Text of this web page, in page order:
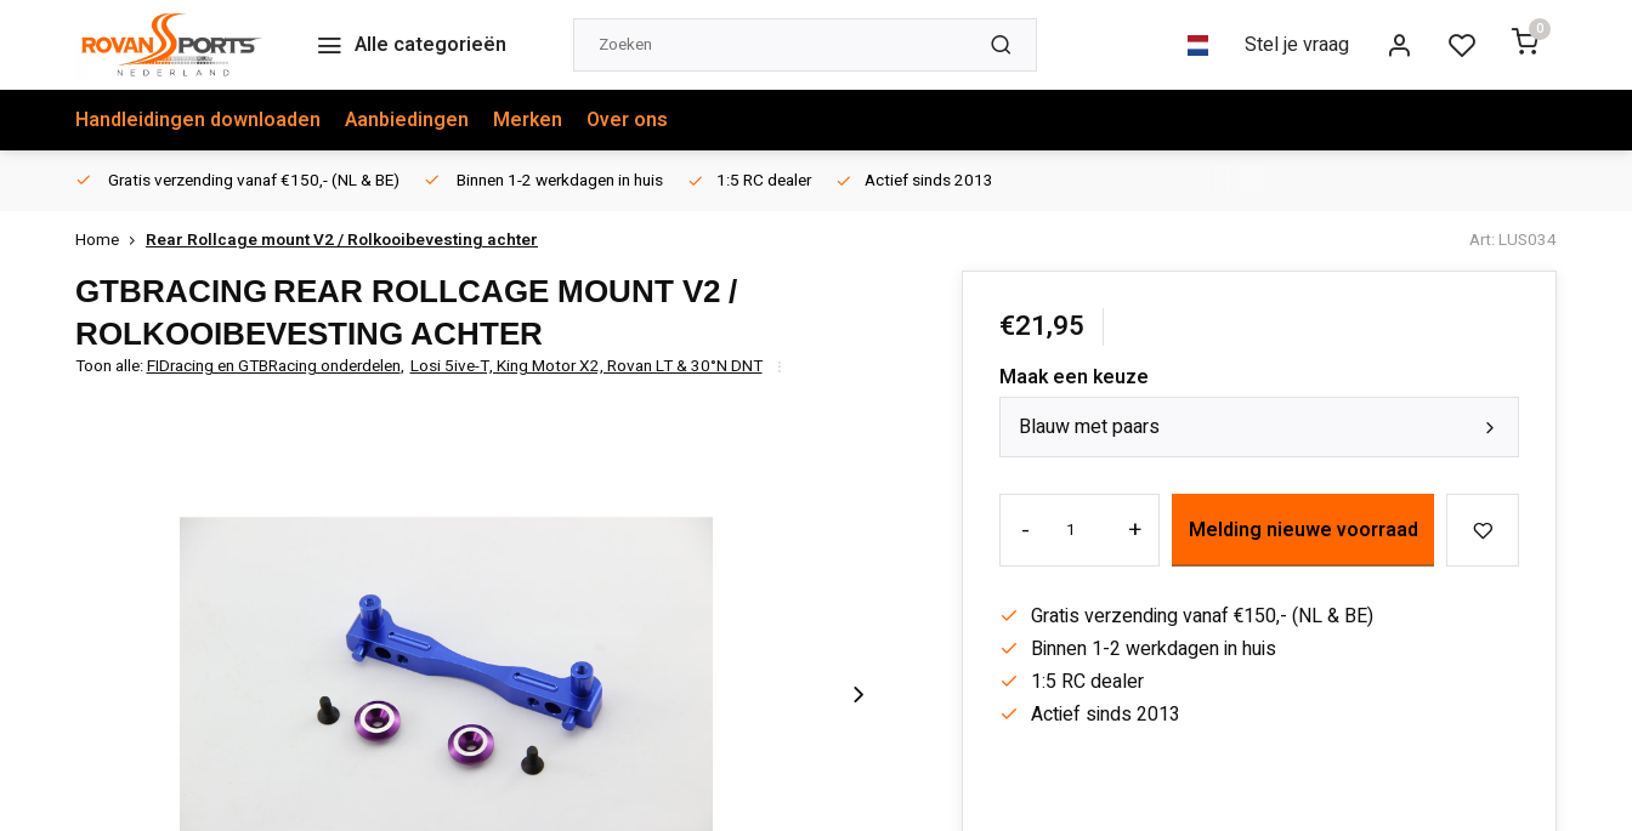
Alle categorieën Stel je vraag
0
Handleidingen downloaden Aanbiedingen Merken Over ons
Gratis verzending vanaf €150,- (NL & BE) Binnen 1-2 werkdagen in huis 1:5 RC dealer Actief sinds 2013
Home Rear Rollcage mount V2 / Rolkooibevesting achter Art: LUS034
GTBRACING REAR ROLLCAGE MOUNT V2 /
ROLKOOIBEVESTING ACHTER
Toon alle:FIDracing en GTBRacing onderdelen, Losi 5ive-T, King Motor X2, Rovan LT & 30°N DNT
€21,95
Maak een keuze
Blauw met paars
- + Melding nieuwe voorraad
Gratis verzending vanaf €150,- (NL & BE)
Binnen 1-2 werkdagen in huis
1:5 RC dealer
Actief sinds 2013